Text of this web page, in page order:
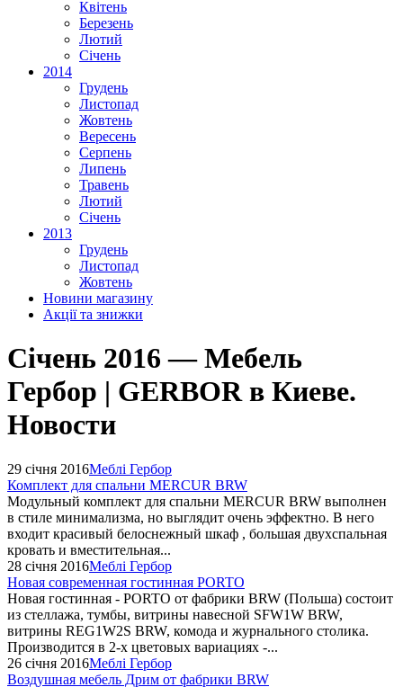
Квітень
Березень
Лютий
Січень
2014
Грудень
Листопад
Жовтень
Вересень
Серпень
Липень
Травень
Лютий
Січень
2013
Грудень
Листопад
Жовтень
Новини магазину
Акції та знижки
Січень 2016 — Мебель
Гербор | GERBOR в Киеве.
Новости
29 січня 2016Меблі Гербор
Комплект для спальни MERCUR BRW
Модульный комплект для спальни MERCUR BRW выполнен
в стиле минимализма, но выглядит очень эффектно. В него
входит красивый белоснежный шкаф , большая двухспальная
кровать и вместительная...
28 січня 2016Меблі Гербор
Новая современная гостинная PORTO
Новая гостинная - PORTO от фабрики BRW (Польша) состоит
из стеллажа, тумбы, витрины навесной SFW1W BRW,
витрины REG1W2S BRW, комода и журнального столика.
Производится в 2-х цветовых вариациях -...
26 січня 2016Меблі Гербор
Воздушная мебель Дрим от фабрики BRW